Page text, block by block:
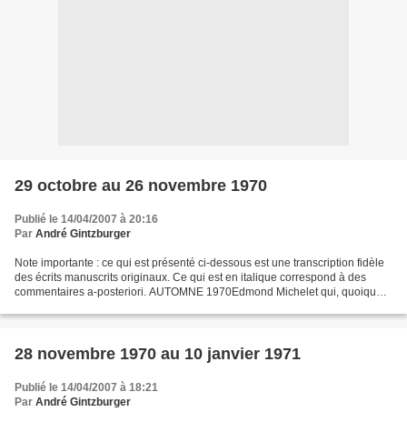
29 octobre au 26 novembre 1970
Publié le 14/04/2007 à 20:16
Par André Gintzburger
Note importante : ce qui est présenté ci-dessous est une transcription fidèle
des écrits manuscrits originaux. Ce qui est en italique correspond à des
commentaires a-posteriori. AUTOMNE 1970Edmond Michelet qui, quoique
28 novembre 1970 au 10 janvier 1971
Publié le 14/04/2007 à 18:21
Par André Gintzburger